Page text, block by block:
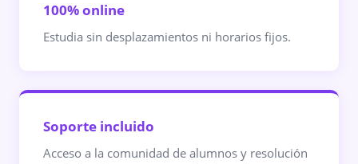
100% online
Estudia sin desplazamientos ni horarios fijos.
Soporte incluido
Acceso a la comunidad de alumnos y resolución